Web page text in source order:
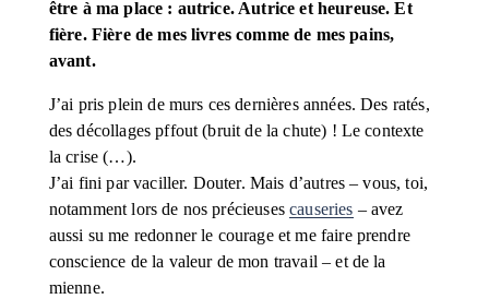
être à ma place : autrice. Autrice et heureuse. Et
fière. Fière de mes livres comme de mes pains,
avant.
J’ai pris plein de murs ces dernières années. Des ratés,
des décollages pffout (bruit de la chute) ! Le contexte
la crise (…).
J’ai fini par vaciller. Douter. Mais d’autres – vous, toi,
notamment lors de nos précieuses causeries – avez
aussi su me redonner le courage et me faire prendre
conscience de la valeur de mon travail – et de la
mienne.